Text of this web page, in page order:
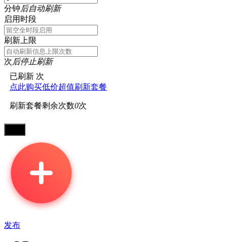
分钟后自动刷新
启用时段
刷新上限
次后停止刷新
已刷新 次
点此购买低价超值刷新套餐
刷新套餐剩余次数0次
发布